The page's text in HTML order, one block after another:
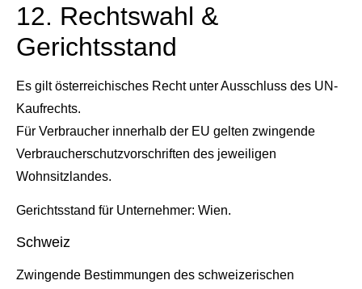
12. Rechtswahl &
Gerichtsstand
Es gilt österreichisches Recht unter Ausschluss des UN-
Kaufrechts.
Für Verbraucher innerhalb der EU gelten zwingende
Verbraucherschutzvorschriften des jeweiligen
Wohnsitzlandes.
Gerichtsstand für Unternehmer: Wien.
Schweiz
Zwingende Bestimmungen des schweizerischen